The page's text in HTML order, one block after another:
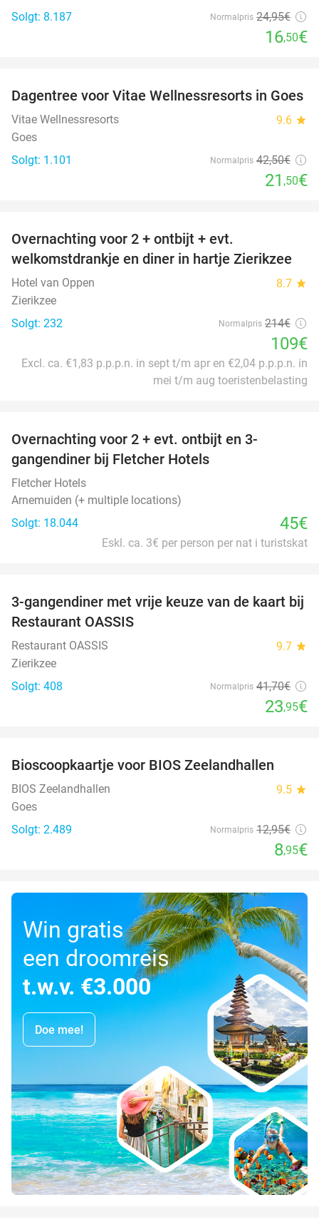
Solgt: 8.187
Normalpris 24,95€
16,50€
49%
Dagentree voor Vitae Wellnessresorts in Goes
Vitae Wellnessresorts 9.6 star
Goes
Solgt: 1.101
Normalpris 42,50€
21 ,50€
Overnachting voor 2 + ontbijt + evt.
welkomstdrankje en diner in hartje Zierikzee
Hotel van Oppen 8.7 star
Zierikzee
Solgt: 232
Normalpris 214€
109€
Excl. ca. €1,83 p.p.p.n. in sept t/m apr en €2,04 p.p.p.n. in
mei t/m aug toeristenbelasting
Overnachting voor 2 + evt. ontbijt en 3-
gangendiner bij Fletcher Hotels
Fletcher Hotels
Arnemuiden (+ multiple locations)
Solgt: 18.044
45€
Eskl. ca. 3€ per person per nat i turistskat
43%
3-gangendiner met vrije keuze van de kaart bij
Restaurant OASSIS
Restaurant OASSIS 9.7 star
Zierikzee
Solgt: 408
Normalpris 41,70€
23,95€
Bioscoopkaartje voor BIOS Zeelandhallen
BIOS Zeelandhallen 9.5 star
Goes
Solgt: 2.489
Normalpris 12,95€
8,95€
Win gratis
een droomreis
t.w.v. €3.000
Doe mee!